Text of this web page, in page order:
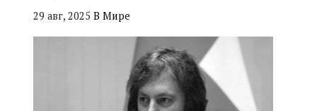
29 авг, 2025 В Мире